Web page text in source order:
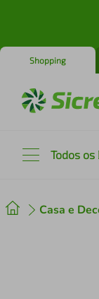
Shopping
Todos
Casa e